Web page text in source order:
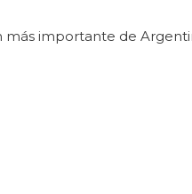
más importante de